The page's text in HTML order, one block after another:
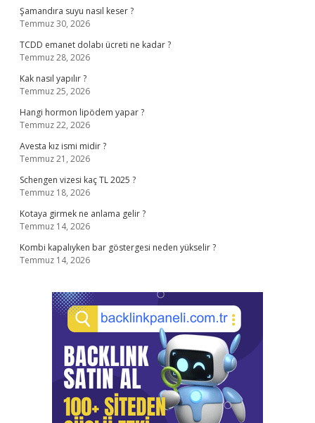
Şamandıra suyu nasıl keser ?
Temmuz 30, 2026
TCDD emanet dolabı ücreti ne kadar ?
Temmuz 28, 2026
Kak nasıl yapılır ?
Temmuz 25, 2026
Hangi hormon lipödem yapar ?
Temmuz 22, 2026
Avesta kız ismi midir ?
Temmuz 21, 2026
Schengen vizesi kaç TL 2025 ?
Temmuz 18, 2026
Kotaya girmek ne anlama gelir ?
Temmuz 14, 2026
Kombi kapalıyken bar göstergesi neden yükselir ?
Temmuz 14, 2026